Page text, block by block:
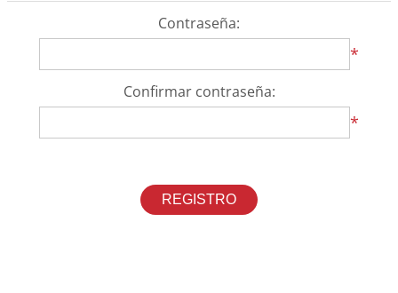
Contraseña:
*
Confirmar contraseña:
*